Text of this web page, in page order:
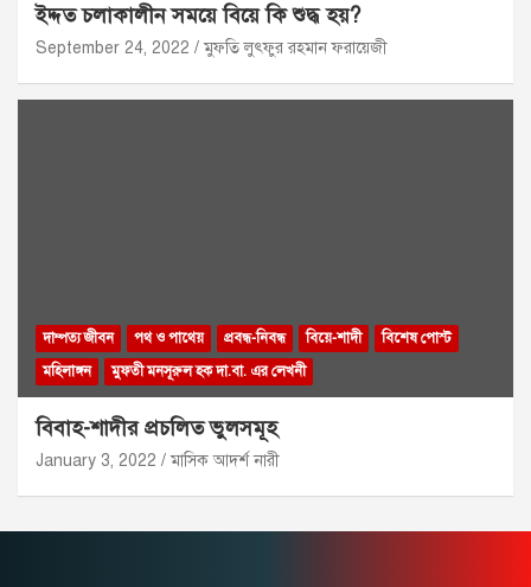
ইদ্দত চলাকালীন সময়ে বিয়ে কি শুদ্ধ হয়?
September 24, 2022 মুফতি লুৎফুর রহমান ফরায়েজী
দাম্পত্য জীবন পথ ও পাথেয় প্রবন্ধ-নিবন্ধ বিয়ে-শাদী
বিশেষ পোস্ট
মহিলাঙ্গন
মুফতী মনসূরুল হক দা.বা. এর লেখনী
বিবাহ-শাদীর প্রচলিত ভুলসমূহ
January 3, 2022 মাসিক আদর্শ নারী